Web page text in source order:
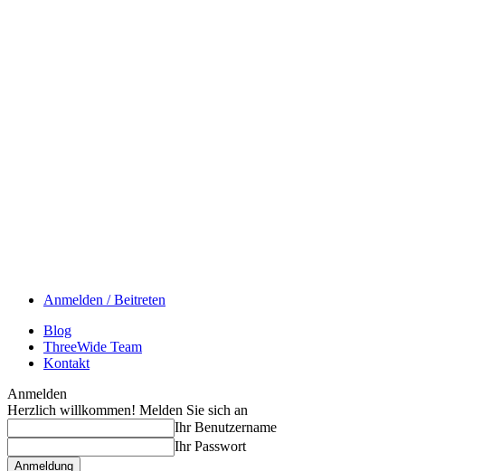
Anmelden / Beitreten
Blog
ThreeWide Team
Kontakt
Anmelden
Herzlich willkommen! Melden Sie sich an
Ihr Benutzername
Ihr Passwort